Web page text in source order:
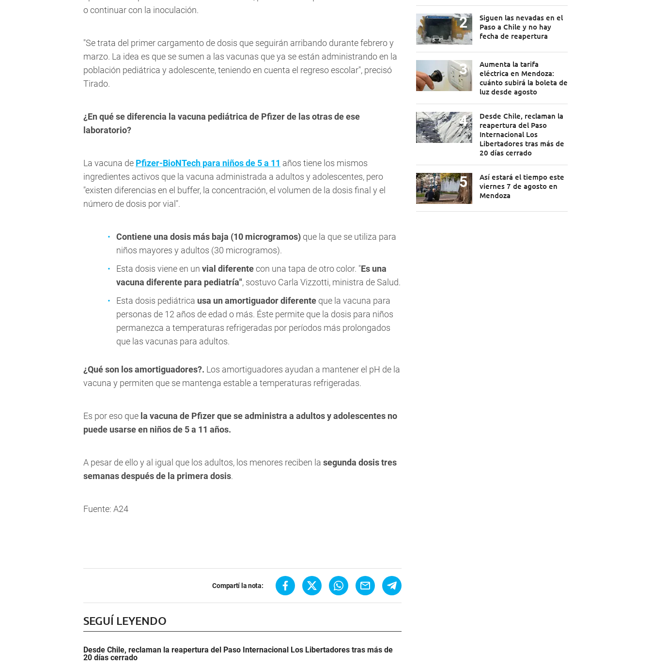
o continuar con la inoculación.
"Se trata del primer cargamento de dosis que seguirán arribando durante febrero y
marzo. La idea es que se sumen a las vacunas que ya se están administrando en la
población pediátrica y adolescente, teniendo en cuenta el regreso escolar", precisó
Tirado.
¿En qué se diferencia la vacuna pediátrica de Pfizer de las otras de ese
laboratorio?
La vacuna de Pfizer-BioNTech para niños de 5 a 11 años tiene los mismos
ingredientes activos que la vacuna administrada a adultos y adolescentes, pero
"existen diferencias en el buffer, la concentración, el volumen de la dosis final y el
número de dosis por vial".
Contiene una dosis más baja (10 microgramos) que la que se utiliza para
niños mayores y adultos (30 microgramos).
Esta dosis viene en un vial diferentecon una tapa de otro color. "Es una
vacuna diferente para pediatría", sostuvo Carla Vizzotti, ministra de Salud.
Esta dosis pediátrica usa un amortiguador diferente que la vacuna para
personas de 12 años de edad o más. Éste permite que la dosis para niños
permanezca a temperaturas refrigeradas por períodos más prolongados
que las vacunas para adultos.
¿Qué son los amortiguadores?. Los amortiguadores ayudan a mantener el pH de la
vacuna y permiten que se mantenga estable a temperaturas refrigeradas.
Es por eso que la vacuna de Pfizer que se administra a adultos y adolescentes no
puede usarse en niños de 5 a 11 años.
A pesar de ello y al igual que los adultos, los menores reciben la segunda dosis tres
semanas después de la primera dosis.
Fuente: A24
Compartí la nota:
SEGUÍ LEYENDO
Desde Chile, reclaman la reapertura del Paso Internacional Los Libertadores tras más de
20 días cerrado
Siguen las nevadas en el
Paso a Chile y no hay
fecha de reapertura
Aumenta la tarifa
eléctrica en Mendoza:
cuánto subirá la boleta de
luz desde agosto
Desde Chile, reclaman la
reapertura del Paso
Internacional Los
Libertadores tras más de
20 días cerrado
Así estará el tiempo este
viernes 7 de agosto en
Mendoza